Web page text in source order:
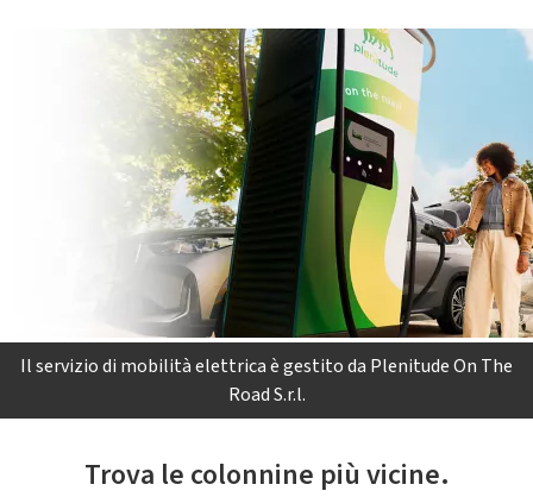
Il servizio di mobilità elettrica è gestito da Plenitude On The
Road S.r.l.
Trova le colonnine più vicine.